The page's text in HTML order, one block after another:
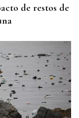
de restos de